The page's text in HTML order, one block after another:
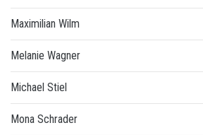
Maximilian Wilm
Melanie Wagner
Michael Stiel
Mona Schrader